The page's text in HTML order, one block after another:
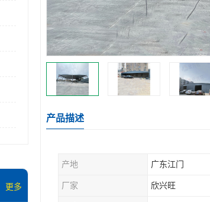
更多
产品描述
产地 广东江门
厂家 欣兴旺